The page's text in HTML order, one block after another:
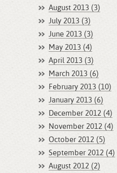
August 2013 (3)
July 2013 (3)
June 2013 (3)
May 2013 (4)
April 2013 (3)
March 2013 (6)
February 2013 (10)
January 2013 (6)
December 2012 (4)
November 2012 (4)
October 2012 (5)
September 2012 (4)
August 2012 (2)